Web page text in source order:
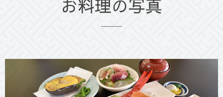
お料理の写真